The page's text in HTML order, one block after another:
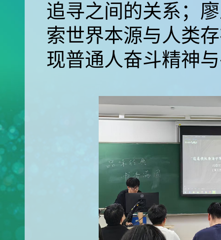
追寻之间的关系；
索世界本源与人类
现普通人奋斗精神